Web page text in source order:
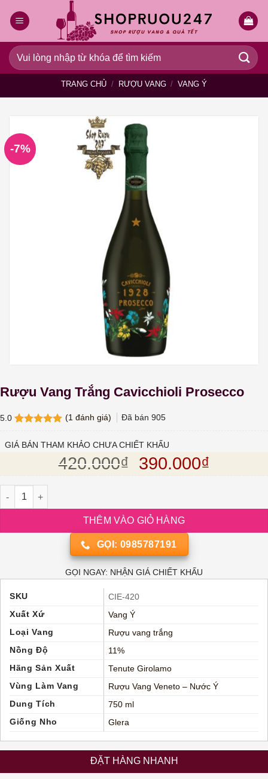
qua
dung
Tìm
kiếm:
TRANG CHỦ / RƯỢU VANG / VANG Ý
-7%
Rượu Vang Trắng Cavicchioli Prosecco
5.0
dựa trên
(1 đánh giá) Đã bán 905
GIÁ BÁN THAM KHẢO CHƯA CHIẾT KHẤU
420.000₫ Giá gốc là:
390.000₫
Rượu Vang Trắng Cavicchioli Prosecco số lượng
THÊM VÀO GIỎ HÀNG
GỌI: 0985787191
GỌI NGAY: NHẬN GIÁ CHIẾT KHẤU
SKU
CIE-420
Xuất Xứ
Vang Ý
Loại Vang
Rượu vang trắng
Nồng Độ
11%
Hãng Sản Xuất
Tenute Girolamo
Vùng Làm Vang
Rượu Vang Veneto – Nước Ý
Dung Tích
750 ml
Giống Nho
Glera
ĐẶT HÀNG NHANH